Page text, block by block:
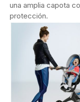
una amplia capota
protección.